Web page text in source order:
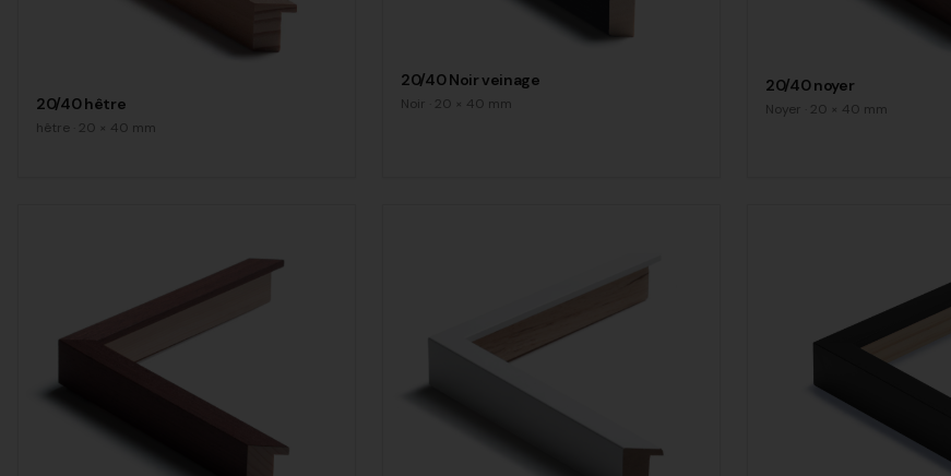
20/40 hêtre
hêtre 20 × 40 mm
20/40 Noir veinage
Noir 20 × 40 mm
20/40 noyer
Noyer 20 × 40 mm